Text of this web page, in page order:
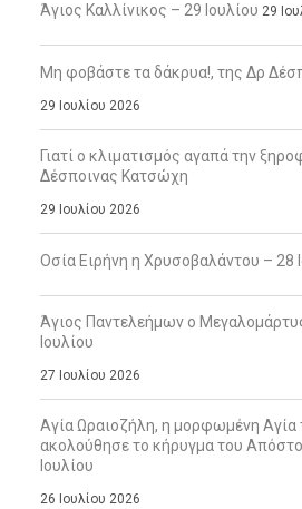
Άγιος Καλλίνικος – 29 Ιουλίου 29
Μη φοβάστε τα δάκρυα!, της Δρ
29 Ιουλίου 2026
Γιατί ο κλιματισμός αγαπά την
Δέσποινας Κατσώχη
29 Ιουλίου 2026
Οσία Ειρήνη η Χρυσοβαλάντου – 28
Άγιος Παντελεήμων ο
Ιουλίου
27 Ιουλίου 2026
Αγία Ωραιοζήλη, η μορφωμένη Αγία
ακολούθησε το κήρυγμα του
Ιουλίου
26 Ιουλίου 2026